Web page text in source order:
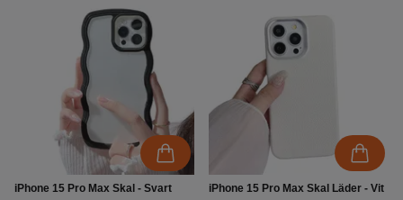
iPhone 15 Pro Max Skal - Svart iPhone 15 Pro Max Skal Läder - Vit